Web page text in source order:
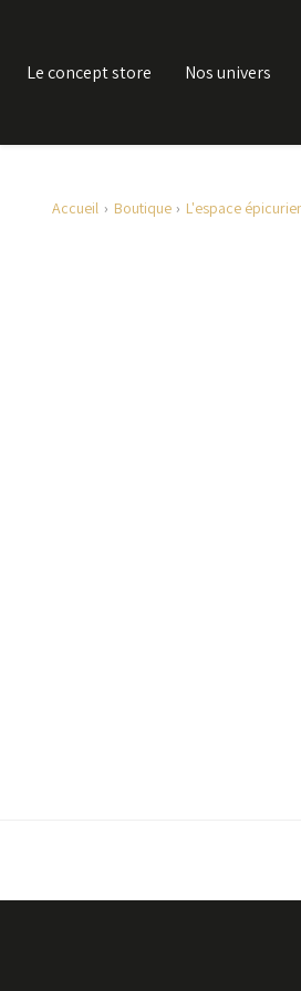
Le concept store Nos univers
Accueil Boutique L'espace